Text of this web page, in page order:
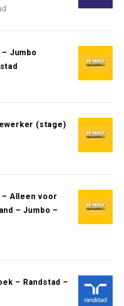
Jumbo
(stage)
– Alleen voor
– Jumbo –
– Randstad –